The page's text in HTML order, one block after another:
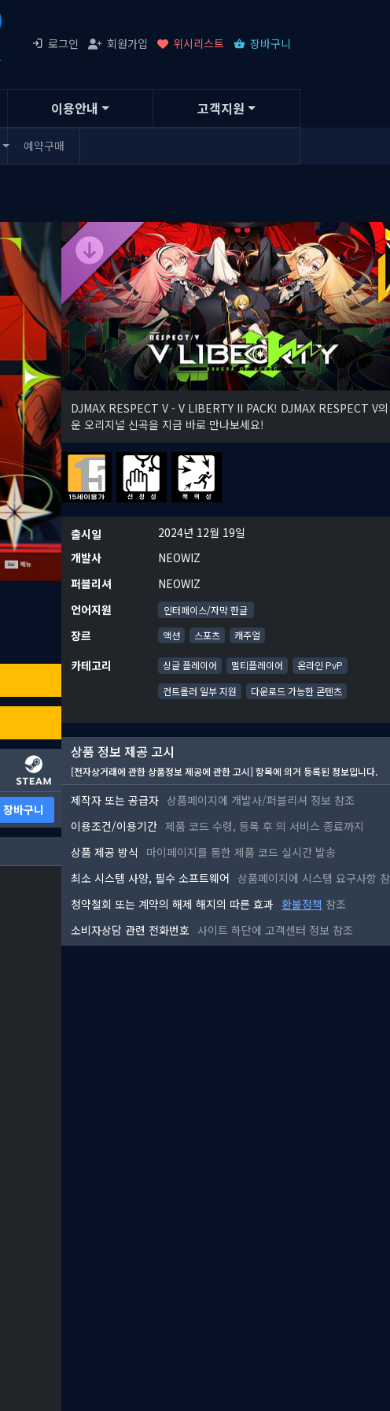
로그인 회원가입 위시리스트 장바구니
이용안내 고객지원
예약구매
장바구니
DJMAX RESPECT V - V LIBERTY II PACK! DJMAX RESPECT V
운 오리지널 신곡을 지금 바로 만나보세요!
출시일
2024년 12월 19일
개발사
NEOWIZ
퍼블리셔
NEOWIZ
언어지원
인터페이스/자막 한글
장르 액션 스포츠 캐주얼
카테고리 싱글 플레이어 멀티플레이어
온라인 PvP
컨트롤러 일부 지원
다운로드 가능한 콘텐츠
상품 정보 제공 고시
[전자상거래에 관한 상품정보 제공에 관한 고시] 항목에 의거 등록된 정보입니다.
제작자 또는 공급자 상품페이지에 개발사/퍼블리셔 정보 참조
이용조건/이용기간 제품 코드 수령, 등록 후 의 서비스 종료까지
상품 제공 방식
마이페이지를 통한 제품 코드 실시간 발송
최소 시스템 사양, 필수 소프트웨어 상품페이지에 시스템 요구사항
청약철회 또는 계약의 해제 해지의 따른 효과 환불정책 참조
소비자상담 관련 전화번호 사이트 하단에 고객센터 정보 참조